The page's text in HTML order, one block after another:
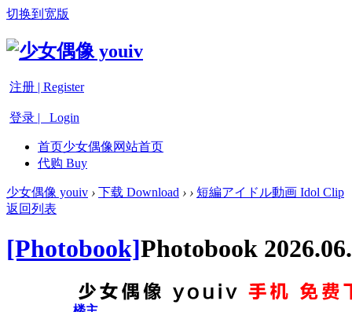
切换到宽版
注册 | Register
登录 | Login
首页少女偶像网站首页
代购 Buy
少女偶像 youiv › 下载 Download › › 短編アイドル動画 Idol Clip
返回列表
[Photobook]Photobook